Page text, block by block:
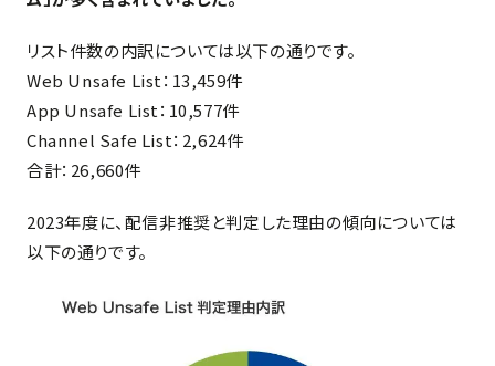
リスト件数の内訳については以下の通りです。
Web Unsafe List：13,459件
App Unsafe List：10,577件
Channel Safe List：2,624件
合計：26,660件
2023年度に、配信非推奨と判定した理由の傾向については
以下の通りです。